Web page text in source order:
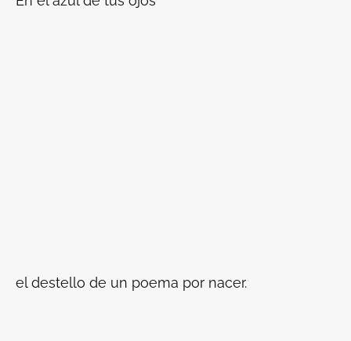
el destello de un poema por nacer.